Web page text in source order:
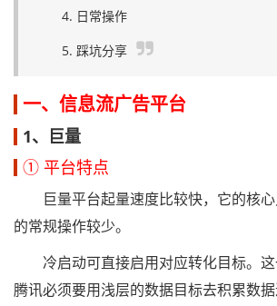
4. 日常操作
5. 踩坑分享
一、信息流广告平台
1、巨量
① 平台特点
巨量平台起量速度比较快，它的核心
的常规操作较少。
冷启动可直接启用对应转化目标。这
腾讯必须要用浅层的数据目标去积累数